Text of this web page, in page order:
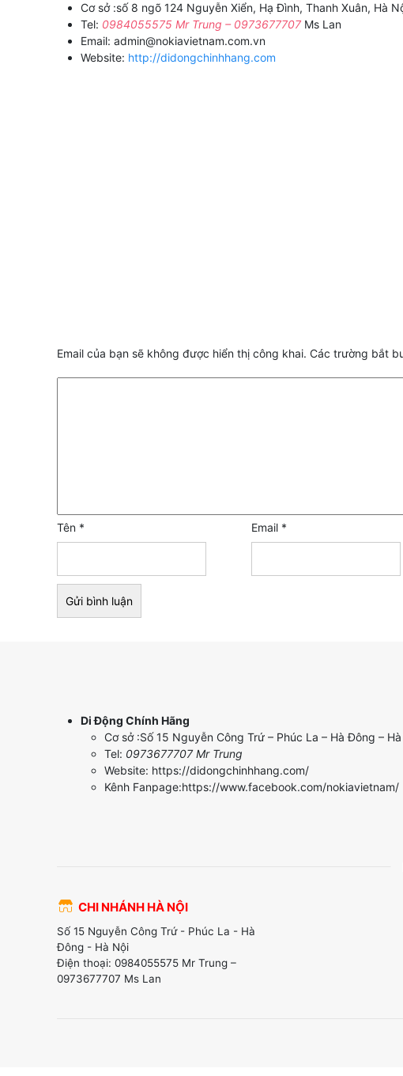
Cơ sở :số 8 ngõ 124 Nguyễn Xiển, Hạ Đình, Thanh Xuân, Hà
Tel: 0984055575 Mr Trung – 0973677707 Ms Lan
Email: admin@nokiavietnam.com.vn
Website: http://didongchinhhang.com
Email của bạn sẽ không được hiển thị công khai. Các trường bắt
Tên * Email *
Di Động Chính Hãng
Cơ sở :Số 15 Nguyễn Công Trứ – Phúc La – Hà Đông –
Tel: 0973677707 Mr Trung
Website: https://didongchinhhang.com/
Kênh Fanpage:https://www.facebook.com/nokiavietnam/
CHI NHÁNH HÀ NỘI
Số 15 Nguyễn Công Trứ - Phúc La - Hà
Đông - Hà Nội
Điện thoại: 0984055575 Mr Trung –
0973677707 Ms Lan